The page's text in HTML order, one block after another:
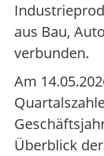
aus Bau,
verbunden.
Am
Überblick